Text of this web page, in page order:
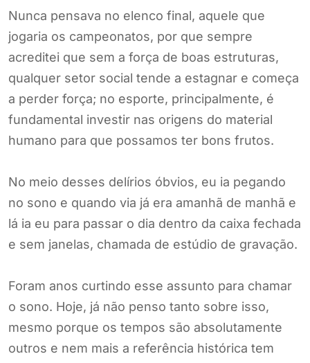
Nunca pensava no elenco final, aquele que
jogaria os campeonatos, por que sempre
acreditei que sem a força de boas estruturas,
qualquer setor social tende a estagnar e começa
a perder força; no esporte, principalmente, é
fundamental investir nas origens do material
humano para que possamos ter bons frutos.
No meio desses delírios óbvios, eu ia pegando
no sono e quando via já era amanhã de manhã e
lá ia eu para passar o dia dentro da caixa fechada
e sem janelas, chamada de estúdio de gravação.
Foram anos curtindo esse assunto para chamar
o sono. Hoje, já não penso tanto sobre isso,
mesmo porque os tempos são absolutamente
outros e nem mais a referência histórica tem